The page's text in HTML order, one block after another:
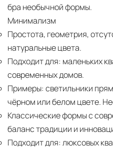
бра необычной формы.
Минимализм
Простота, геометрия,
натуральные цвета.
Подходит для: маленьких
современных домов.
Примеры: светильники
чёрном или белом цвете.
Классические формы с
баланс традиции и
Подходит для: люксовых